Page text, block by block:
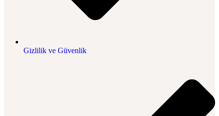
Gizlilik ve Güvenlik